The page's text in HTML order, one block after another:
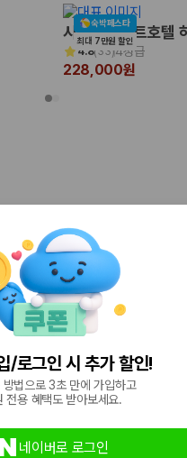
숙박페스타
최대 7만원 할인
시타딘커넥트호텔
4.8( 33)4성급
228,000원
호텔브릿지 서귀포
4.3
총 128,160원
/로그인 시 추가 할인!
방법으로 3초 만에 가입하고
전용 혜택도 받아보세요.
네이버로 로그인